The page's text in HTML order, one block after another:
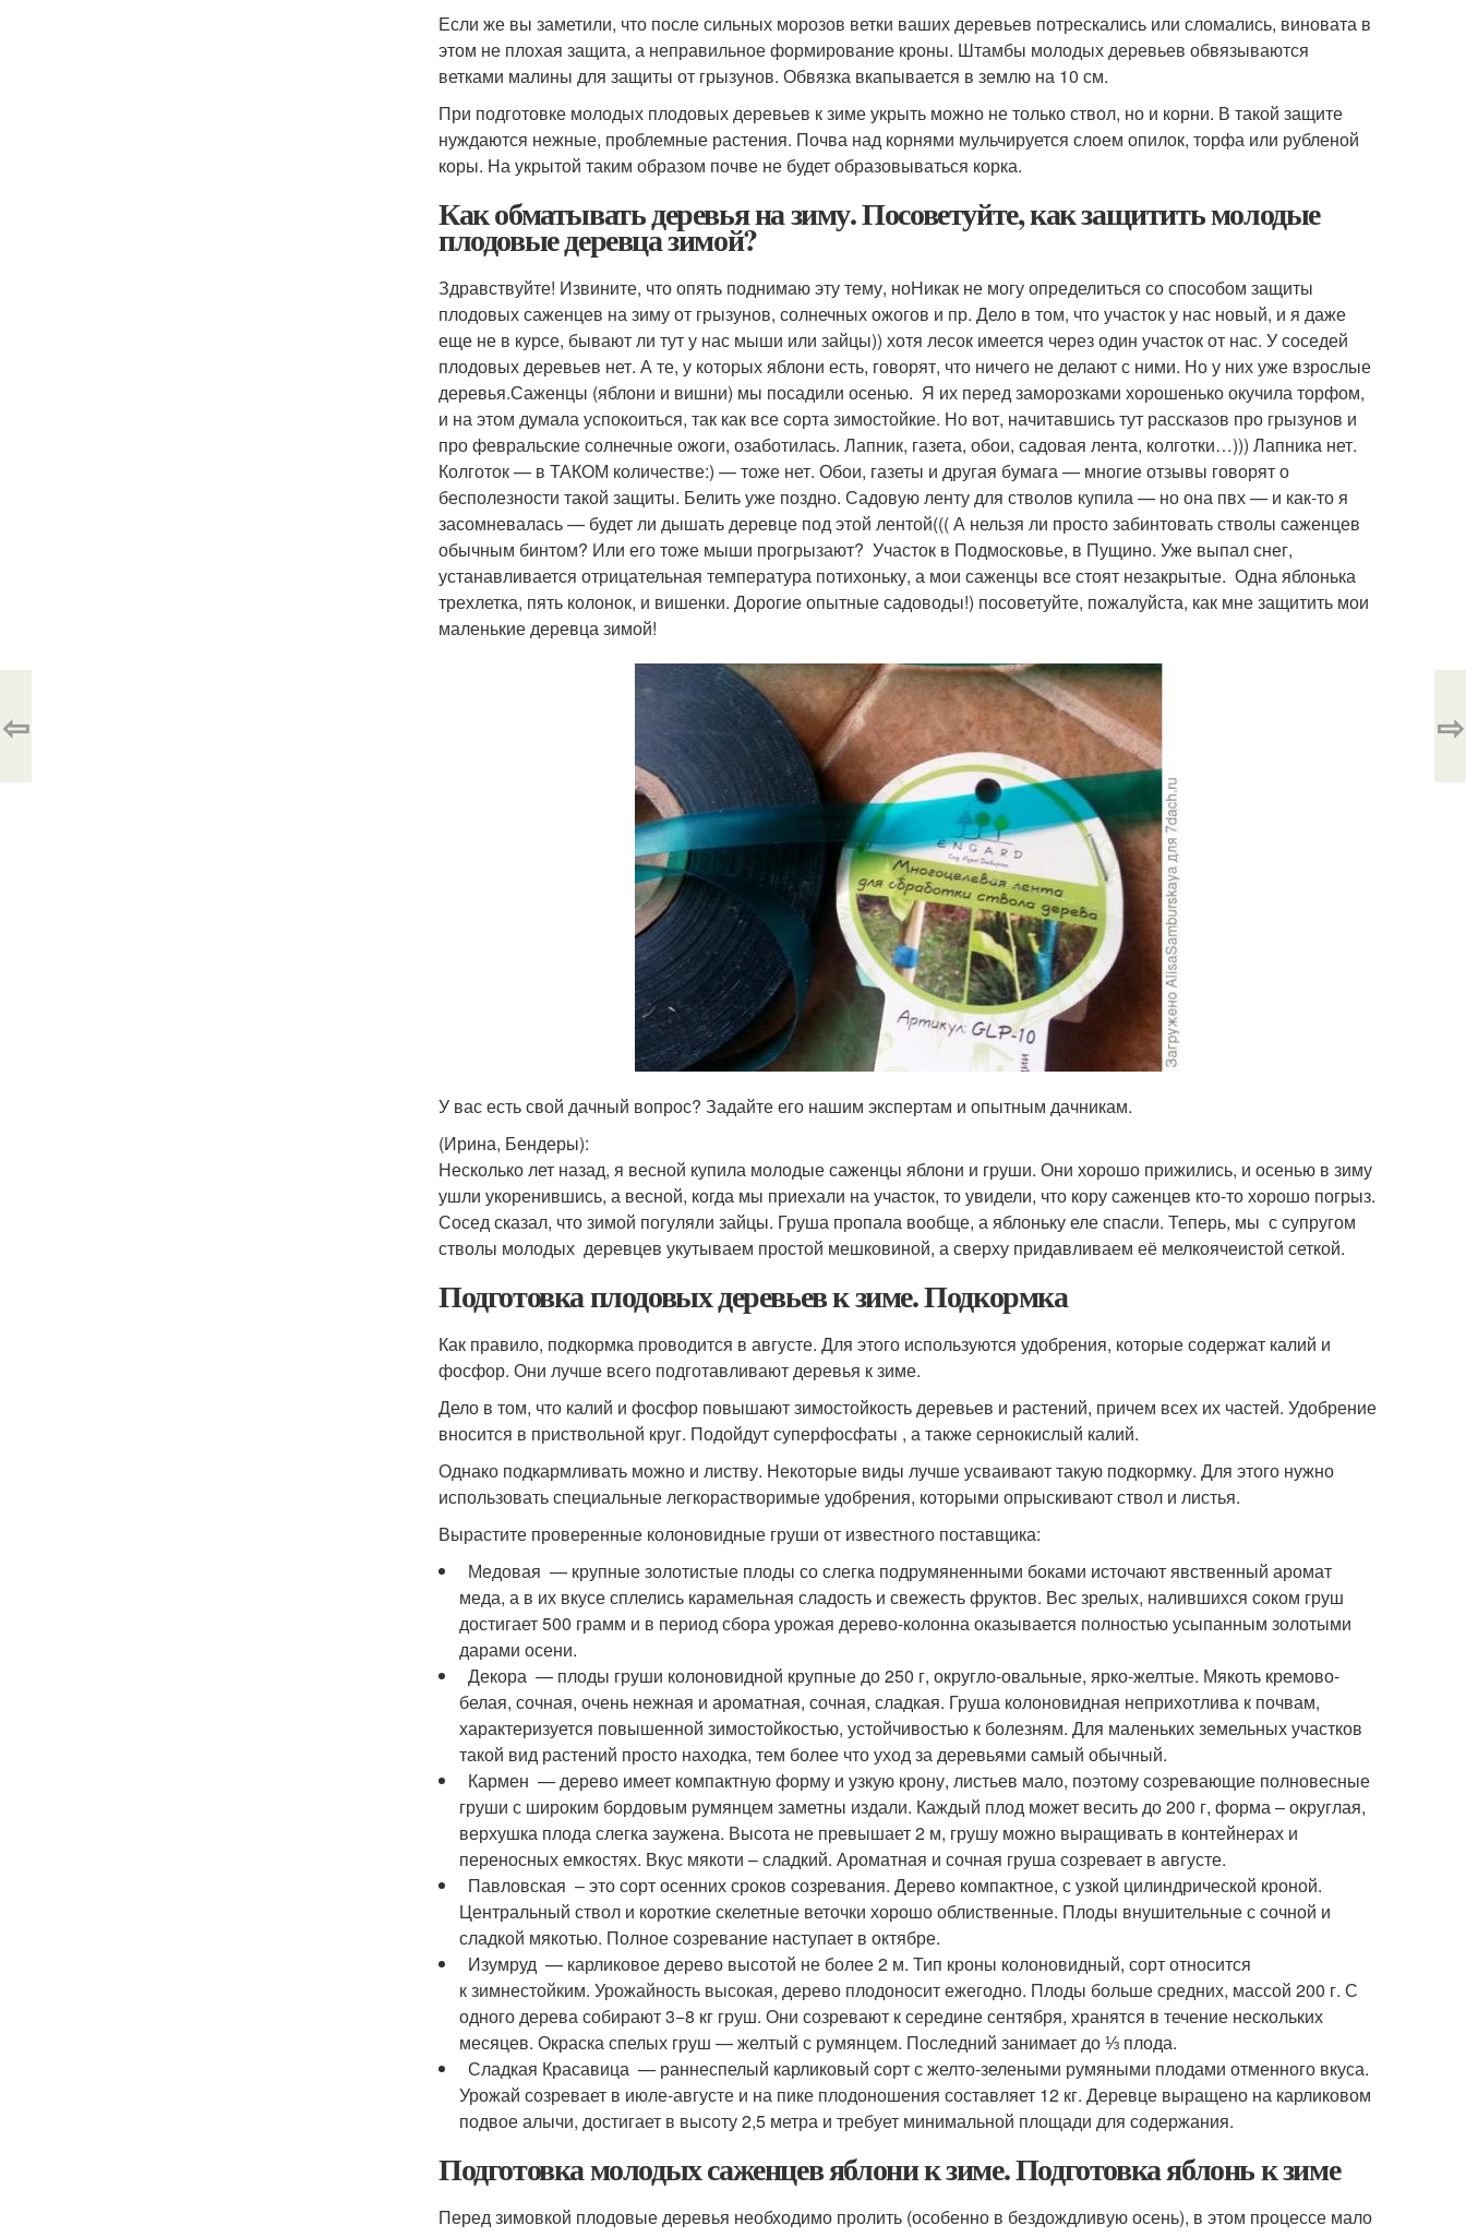
Если же вы заметили, что после сильных морозов ветки ваших деревьев потрескались или сломались, виновата в
этом не плохая защита, а неправильное формирование кроны. Штамбы молодых деревьев обвязываются
ветками малины для защиты от грызунов. Обвязка вкапывается в землю на 10 см.
При подготовке молодых плодовых деревьев к зиме укрыть можно не только ствол, но и корни. В такой защите
нуждаются нежные, проблемные растения. Почва над корнями мульчируется слоем опилок, торфа или рубленой
коры. На укрытой таким образом почве не будет образовываться корка.
Как обматывать деревья на зиму. Посоветуйте, как защитить молодые
плодовые деревца зимой?
Здравствуйте! Извините, что опять поднимаю эту тему, ноНикак не могу определиться со способом защиты
плодовых саженцев на зиму от грызунов, солнечных ожогов и пр. Дело в том, что участок у нас новый, и я даже
еще не в курсе, бывают ли тут у нас мыши или зайцы)) хотя лесок имеется через один участок от нас. У соседей
плодовых деревьев нет. А те, у которых яблони есть, говорят, что ничего не делают с ними. Но у них уже взрослые
деревья.Саженцы (яблони и вишни) мы посадили осенью. Я их перед заморозками хорошенько окучила торфом,
и на этом думала успокоиться, так как все сорта зимостойкие. Но вот, начитавшись тут рассказов про грызунов и
про февральские солнечные ожоги, озаботилась. Лапник, газета, обои, садовая лента, колготки…))) Лапника нет.
Колготок — в ТАКОМ количестве:) — тоже нет. Обои, газеты и другая бумага — многие отзывы говорят о
бесполезности такой защиты. Белить уже поздно. Садовую ленту для стволов купила — но она пвх — и как-то я
засомневалась — будет ли дышать деревце под этой лентой((( А нельзя ли просто забинтовать стволы саженцев
обычным бинтом? Или его тоже мыши прогрызают? Участок в Подмосковье, в Пущино. Уже выпал снег,
устанавливается отрицательная температура потихоньку, а мои саженцы все стоят незакрытые. Одна яблонька
трехлетка, пять колонок, и вишенки. Дорогие опытные садоводы!) посоветуйте, пожалуйста, как мне защитить мои
маленькие деревца зимой!
У вас есть свой дачный вопрос? Задайте его нашим экспертам и опытным дачникам.
(Ирина, Бендеры):
Несколько лет назад, я весной купила молодые саженцы яблони и груши. Они хорошо прижились, и осенью в зиму
ушли укоренившись, а весной, когда мы приехали на участок, то увидели, что кору саженцев кто-то хорошо погрыз.
Сосед сказал, что зимой погуляли зайцы. Груша пропала вообще, а яблоньку еле спасли. Теперь, мы с супругом
стволы молодых деревцев укутываем простой мешковиной, а сверху придавливаем её мелкоячеистой сеткой.
Подготовка плодовых деревьев к зиме. Подкормка
Как правило, подкормка проводится в августе. Для этого используются удобрения, которые содержат калий и
фосфор. Они лучше всего подготавливают деревья к зиме.
Дело в том, что калий и фосфор повышают зимостойкость деревьев и растений, причем всех их частей. Удобрение
вносится в приствольной круг. Подойдут суперфосфаты , а также сернокислый калий.
Однако подкармливать можно и листву. Некоторые виды лучше усваивают такую подкормку. Для этого нужно
использовать специальные легкорастворимые удобрения, которыми опрыскивают ствол и листья.
Вырастите проверенные колоновидные груши от известного поставщика:
Медовая — крупные золотистые плоды со слегка подрумяненными боками источают явственный аромат
меда, а в их вкусе сплелись карамельная сладость и свежесть фруктов. Вес зрелых, налившихся соком груш
достигает 500 грамм и в период сбора урожая дерево-колонна оказывается полностью усыпанным золотыми
дарами осени.
Декора — плоды груши колоновидной крупные до 250 г, округло-овальные, ярко-желтые. Мякоть кремово-
белая, сочная, очень нежная и ароматная, сочная, сладкая. Груша колоновидная неприхотлива к почвам,
характеризуется повышенной зимостойкостью, устойчивостью к болезням. Для маленьких земельных участков
такой вид растений просто находка, тем более что уход за деревьями самый обычный.
Кармен — дерево имеет компактную форму и узкую крону, листьев мало, поэтому созревающие полновесные
груши с широким бордовым румянцем заметны издали. Каждый плод может весить до 200 г, форма – округлая,
верхушка плода слегка заужена. Высота не превышает 2 м, грушу можно выращивать в контейнерах и
переносных емкостях. Вкус мякоти – сладкий. Ароматная и сочная груша созревает в августе.
Павловская – это сорт осенних сроков созревания. Дерево компактное, с узкой цилиндрической кроной.
Центральный ствол и короткие скелетные веточки хорошо облиственные. Плоды внушительные с сочной и
сладкой мякотью. Полное созревание наступает в октябре.
Изумруд — карликовое дерево высотой не более 2 м. Тип кроны колоновидный, сорт относится
к зимнестойким. Урожайность высокая, дерево плодоносит ежегодно. Плоды больше средних, массой 200 г. С
одного дерева собирают 3−8 кг груш. Они созревают к середине сентября, хранятся в течение нескольких
месяцев. Окраска спелых груш — желтый с румянцем. Последний занимает до ⅓ плода.
Сладкая Красавица — раннеспелый карликовый сорт с желто-зелеными румяными плодами отменного вкуса.
Урожай созревает в июле-августе и на пике плодоношения составляет 12 кг. Деревце выращено на карликовом
подвое алычи, достигает в высоту 2,5 метра и требует минимальной площади для содержания.
Подготовка молодых саженцев яблони к зиме. Подготовка яблонь к зиме
Перед зимовкой плодовые деревья необходимо пролить (особенно в бездождливую осень), в этом процессе мало
⇦ ⇨